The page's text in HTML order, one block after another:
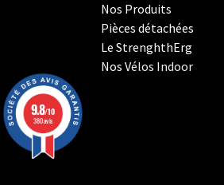
Nos Produits
Pièces détachées
Le StrenghthErg
Nos Vélos Indoor
9.8/10
380 avis